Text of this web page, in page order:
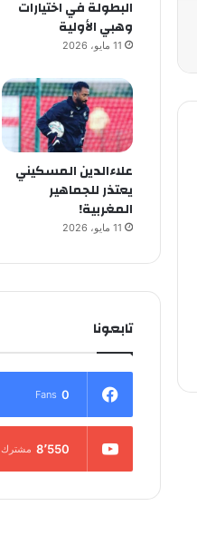
البطولة في اختيارات
وهبي الأولية
11 مايو، 2026
علاءالدين المسكيني
يعتذر للجماهير
المغربية!
11 مايو، 2026
تابعونا
0
Fans
8٬550 مشترك